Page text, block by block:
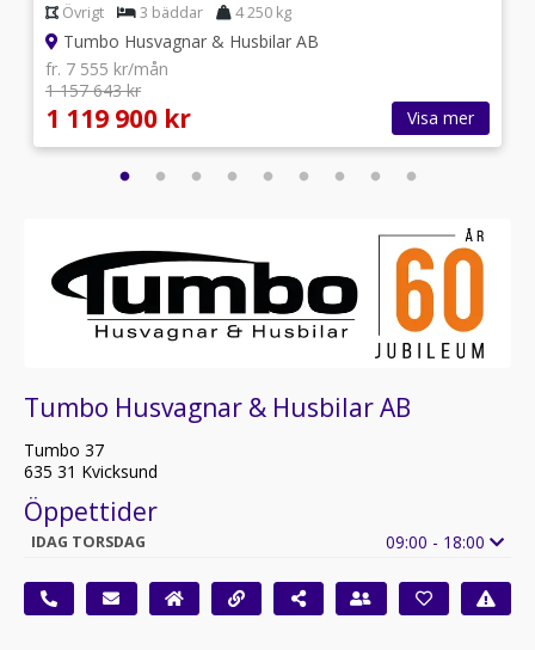
Övrigt 3 bäddar 4 250 kg
Tumbo Husvagnar & Husbilar AB
fr. 7 555 kr/mån
1 157 643 kr
1 119 900 kr Visa mer
Tumbo Husvagnar & Husbilar AB
Tumbo 37
635 31 Kvicksund
Öppettider
IDAG TORSDAG 09:00 - 18:00